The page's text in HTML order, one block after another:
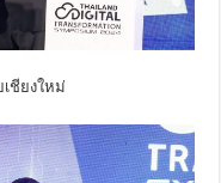
ชียงใหม่